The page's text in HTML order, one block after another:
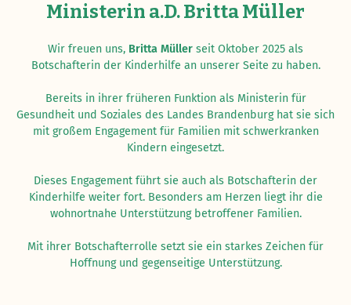
Ministerin a.D. Britta Müller
Wir freuen uns, Britta Müller seit Oktober 2025 als
Botschafterin der Kinderhilfe an unserer Seite zu haben.
Bereits in ihrer früheren Funktion als Ministerin für
Gesundheit und Soziales des Landes Brandenburg hat sie sich
mit großem Engagement für Familien mit schwerkranken
Kindern eingesetzt.
Dieses Engagement führt sie auch als Botschafterin der
Kinderhilfe weiter fort. Besonders am Herzen liegt ihr die
wohnortnahe Unterstützung betroffener Familien.
Mit ihrer Botschafterrolle setzt sie ein starkes Zeichen für
Hoffnung und gegenseitige Unterstützung.